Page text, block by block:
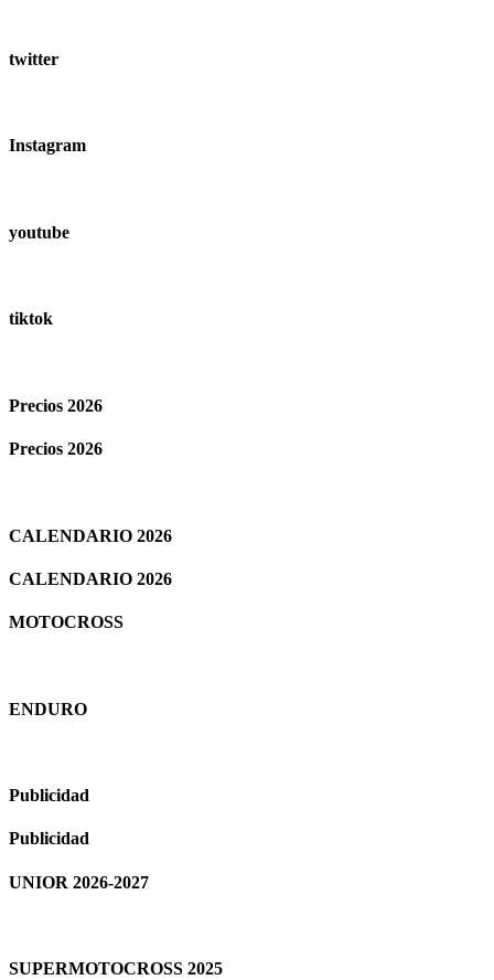
twitter
Instagram
youtube
tiktok
Precios 2026
Precios 2026
CALENDARIO 2026
CALENDARIO 2026
MOTOCROSS
ENDURO
Publicidad
Publicidad
UNIOR 2026-2027
SUPERMOTOCROSS 2025